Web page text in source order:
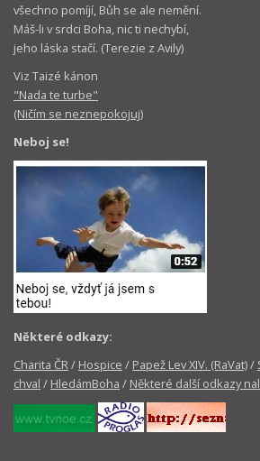
všechno pomíjí, Bůh se ale nemění.
Máš-li v srdci Boha, nic ti nechybí,
jeho láska stačí. (Terezie z Avily)
Viz Taizé kánon
"Nada te turbe"
(Ničím se neznepokojuj)
Neboj se!
Některé odkazy:
Charita ČR / Hospice / Papež Lev XIV. (RaVat)/
chval / HledámBoha / Některé další odkazy